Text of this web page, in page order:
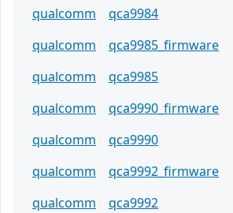
qualcomm
qca9984
qualcomm
qca9985_firmware
qualcomm
qca9985
qualcomm
qca9990_firmware
qualcomm
qca9990
qualcomm
qca9992_firmware
qualcomm
qca9992